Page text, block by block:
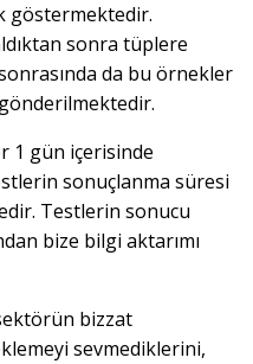
göstermektedir.
sonra tüplere
da bu örnekler
1 gün içerisinde
sonuçlanma süresi
Testlerin sonucu
bize bilgi aktarımı
bizzat
sevmediklerini,